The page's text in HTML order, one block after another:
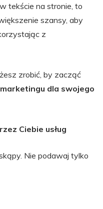
tekście na stronie, to
szansy, aby
z
zrobić, by zacząć
dla swojego
Ciebie usług
Nie podawaj tylko